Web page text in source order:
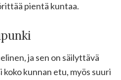
pientä kuntaa.
ja sen on säilyttävä
koko kunnan etu, myös suuri